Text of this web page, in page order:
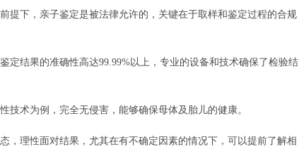
提下，亲子鉴定是被法律允许的，关键在于取样和鉴定过程的合规
定结果的准确性高达99.99%以上，专业的设备和技术确保了检验结
技术为例，完全无侵害，能够确保母体及胎儿的健康。
，理性面对结果，尤其在有不确定因素的情况下，可以提前了解相